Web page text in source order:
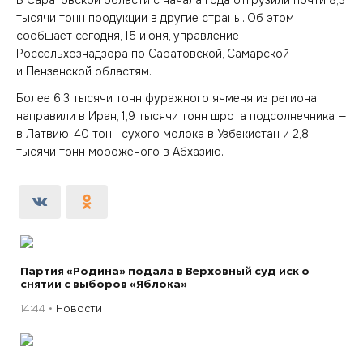
тысячи тонн продукции в другие страны. Об этом
сообщает сегодня, 15 июня, управление
Россельхознадзора по Саратовской, Самарской
и Пензенской областям.
Более 6,3 тысячи тонн фуражного ячменя из региона
направили в Иран, 1,9 тысячи тонн шрота подсолнечника —
в Латвию, 40 тонн сухого молока в Узбекистан и 2,8
тысячи тонн мороженого в Абхазию.
Партия «Родина» подала в Верховный суд иск о
снятии с выборов «Яблока»
14:44 Новости